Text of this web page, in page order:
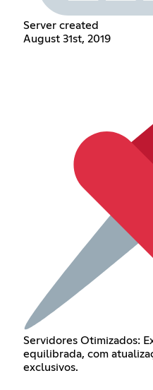
Server created
August 31st, 2019
Servidores Otimizados:
equilibrada, com
exclusivos.